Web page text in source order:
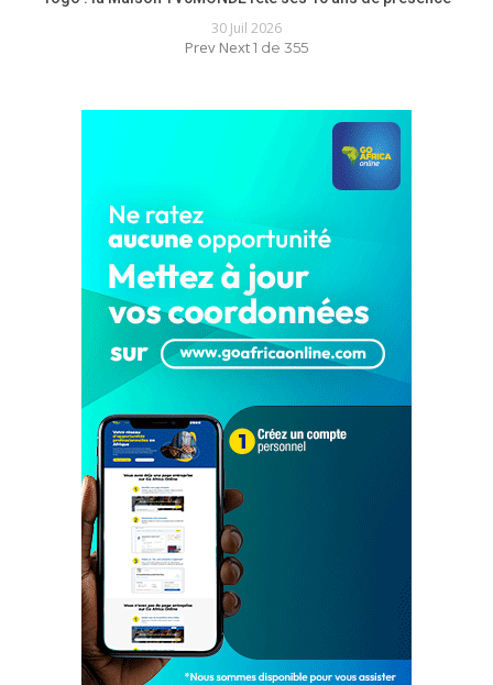
30 Juil 2026
Prev Next1 de 355